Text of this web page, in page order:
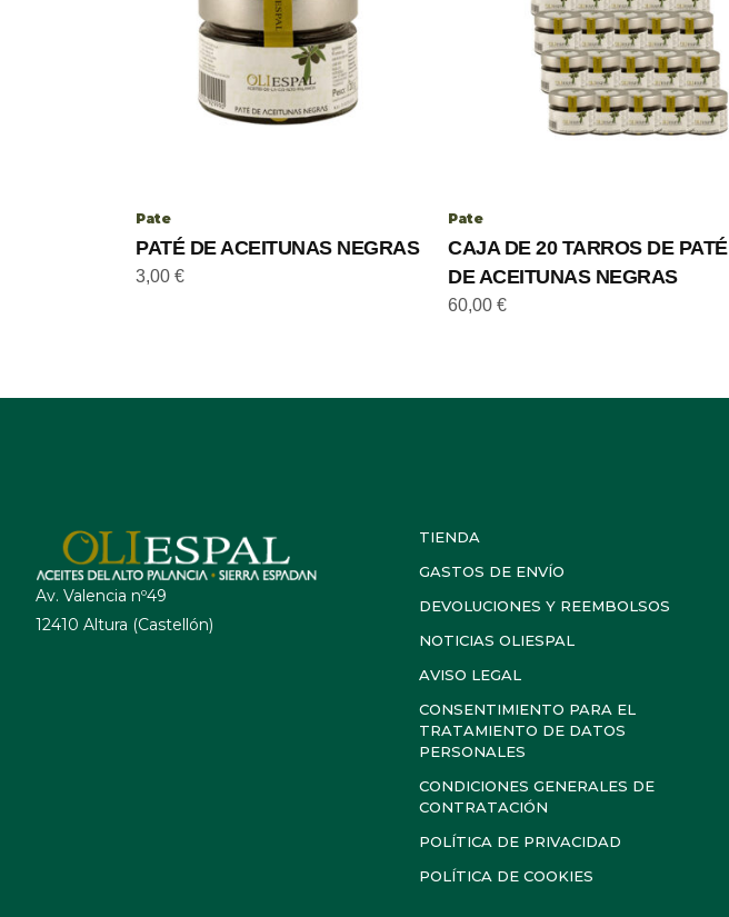
Pate
PATÉ DE ACEITUNAS NEGRAS
3,00 €
Pate
CAJA DE 20 TARROS DE PATÉ
DE ACEITUNAS NEGRAS
60,00€
Av. Valencia nº49
12410 Altura (Castellón)
TIENDA
GASTOS DE ENVÍO
DEVOLUCIONES Y REEMBOLSOS
NOTICIAS OLIESPAL
AVISO LEGAL
CONSENTIMIENTO PARA EL
TRATAMIENTO DE DATOS
PERSONALES
CONDICIONES GENERALES DE
CONTRATACIÓN
POLÍTICA DE PRIVACIDAD
POLÍTICA DE COOKIES